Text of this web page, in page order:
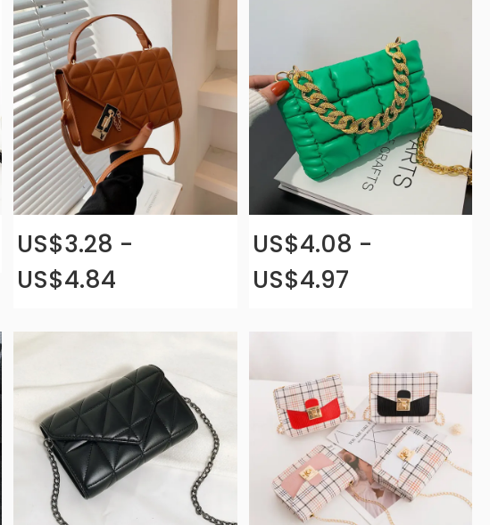
US$3.28 -
US$4.84
US$4.08 -
US$4.97